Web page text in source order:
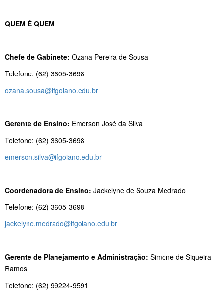
QUEM É QUEM
Chefe de Gabinete: Ozana Pereira de Sousa
Telefone: (62) 3605-3698
ozana.sousa@ifgoiano.edu.br
Gerente de Ensino: Emerson José da Silva
Telefone: (62) 3605-3698
emerson.silva@ifgoiano.edu.br
Coordenadora de Ensino: Jackelyne de Souza Medrado
Telefone: (62) 3605-3698
jackelyne.medrado@ifgoiano.edu.br
Gerente de Planejamento e Administração: Simone de Siqueira
Ramos
Telefone: (62) 99224-9591